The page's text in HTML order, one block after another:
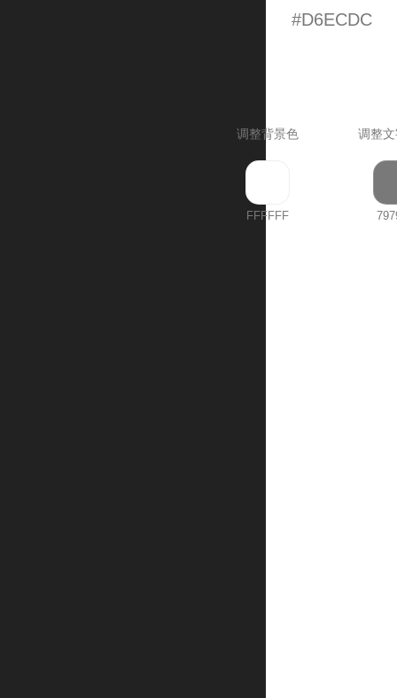
#D6ECDC
调整背景色 调整